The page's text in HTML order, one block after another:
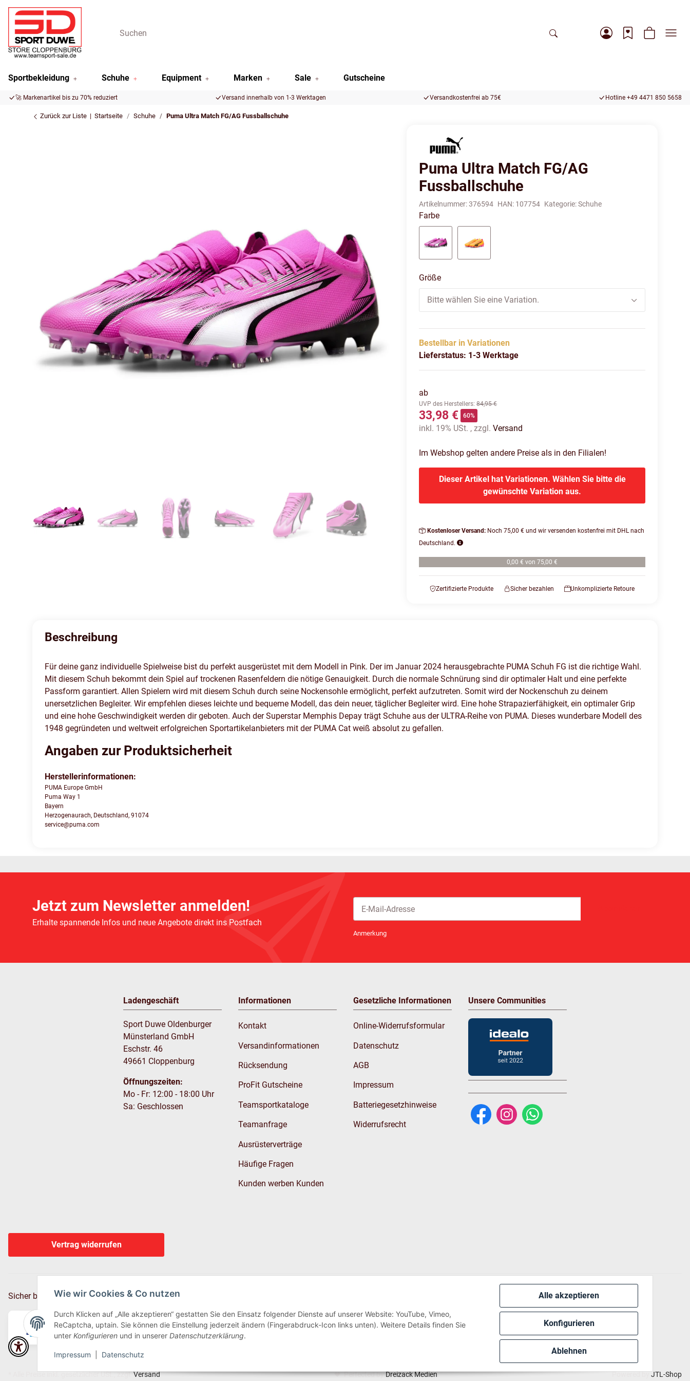
Alle akzeptieren
Konfigurieren
Ablehnen
Wie wir Cookies & Co nutzen
Durch Klicken auf „Alle akzeptieren“ gestatten Sie den Einsatz folgender Dienste auf unserer Website: YouTube, Vimeo,
ReCaptcha, uptain. Sie können die Einstellung jederzeit ändern (Fingerabdruck-Icon links unten). Weitere Details finden Sie
unter Konfigurieren und in unserer Datenschutzerklärung.
Impressum Datenschutz
Sportbekleidung Schuhe Equipment Marken Sale Gutscheine
🚀 Markenartikel bis zu 70% reduziert Versand innerhalb von 1-3 Werktagen Versandkostenfrei ab 75€ Hotline +49 4471 850 5658
Zurück zur Liste Startseite Schuhe Puma Ultra Match FG/AG Fussballschuhe
Puma Ultra Match FG/AG
Fussballschuhe
Artikelnummer:376594 HAN: 107754 Kategorie:Schuhe
Farbe
Größe
Bitte wählen Sie eine Variation.
Bestellbar in Variationen
Lieferstatus: 1-3 Werktage
ab
UVP des Herstellers:84,95 €
33,98 € 60%
inkl. 19% USt. , zzgl.Versand
Im Webshop gelten andere Preise als in den Filialen!
Dieser Artikel hat Variationen. Wählen Sie bitte die
gewünschte Variation aus.
Kostenloser Versand: Noch 75,00 € und wir versenden kostenfrei mit DHL nach
Deutschland.
0,00 € von 75,00 €
Zertifizierte Produkte Sicher bezahlen Unkomplizierte Retoure
Beschreibung
Für deine ganz individuelle Spielweise bist du perfekt ausgerüstet mit dem Modell in Pink. Der im Januar 2024 herausgebrachte PUMA Schuh FG ist die richtige Wahl.
Mit diesem Schuh bekommt dein Spiel auf trockenen Rasenfeldern die nötige Genauigkeit. Durch die normale Schnürung sind dir optimaler Halt und eine perfekte
Passform garantiert. Allen Spielern wird mit diesem Schuh durch seine Nockensohle ermöglicht, perfekt aufzutreten. Somit wird der Nockenschuh zu deinem
unersetzlichen Begleiter. Wir empfehlen dieses leichte und bequeme Modell, das dein neuer, täglicher Begleiter wird. Eine hohe Strapazierfähigkeit, ein optimaler Grip
und eine hohe Geschwindigkeit werden dir geboten. Auch der Superstar Memphis Depay trägt Schuhe aus der ULTRA-Reihe von PUMA. Dieses wunderbare Modell des
1948 gegründeten und weltweit erfolgreichen Sportartikelanbieters mit der PUMA Cat weiß absolut zu gefallen.
Angaben zur Produktsicherheit
Herstellerinformationen:
PUMA Europe GmbH
Puma Way 1
Bayern
Herzogenaurach, Deutschland, 91074
service@puma.com
Jetzt zum Newsletter anmelden!
Erhalte spannende Infos und neue Angebote direkt ins Postfach
Anmerkung
Ladengeschäft
Sport Duwe Oldenburger
Münsterland GmbH
Eschstr. 46
49661 Cloppenburg
Öffnungszeiten:
Mo - Fr: 12:00 - 18:00 Uhr
Sa: Geschlossen
Informationen
Kontakt
Versandinformationen
Rücksendung
ProFit Gutscheine
Teamsportkataloge
Teamanfrage
Ausrüsterverträge
Häufige Fragen
Kunden werben Kunden
Gesetzliche Informationen
Online-Widerrufsformular
Datenschutz
AGB
Impressum
Batteriegesetzhinweise
Widerrufsrecht
Unsere Communities
Vertrag widerrufen
Sicher bezahlen via:
* Alle Preise inkl. gesetzlicher USt., zzgl.Versand Perfected byDreizack Medien. Powered byJTL-Shop